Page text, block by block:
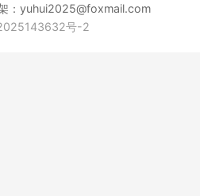
：yuhui2025@foxmail.com
号-2